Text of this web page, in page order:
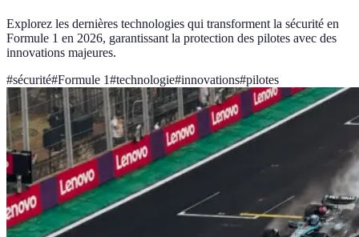
Explorez les dernières technologies qui transforment la sécurité en
Formule 1 en 2026, garantissant la protection des pilotes avec des
innovations majeures.
#sécurité#Formule 1#technologie#innovations#pilotes